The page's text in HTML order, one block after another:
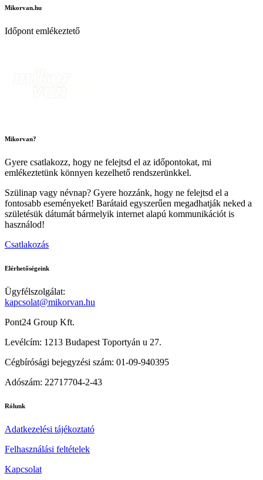
Mikorvan.hu
Időpont emlékeztető
Mikorvan?
Gyere csatlakozz, hogy ne felejtsd el az időpontokat, mi
emlékeztetünk könnyen kezelhető rendszerünkkel.
Szülinap vagy névnap? Gyere hozzánk, hogy ne felejtsd el a
fontosabb eseményeket! Barátaid egyszerűen megadhatják neked a
születésük dátumát bármelyik internet alapú kommunikációt is
használod!
Csatlakozás
Elérhetőségeink
Ügyfélszolgálat:
kapcsolat@mikorvan.hu
Pont24 Group Kft.
Levélcím: 1213 Budapest Toportyán u 27.
Cégbírósági bejegyzési szám: 01-09-940395
Adószám: 22717704-2-43
Rólunk
Adatkezelési tájékoztató
Felhasználási feltételek
Kapcsolat